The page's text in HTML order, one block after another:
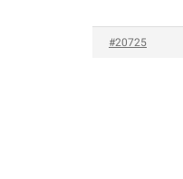
#20725